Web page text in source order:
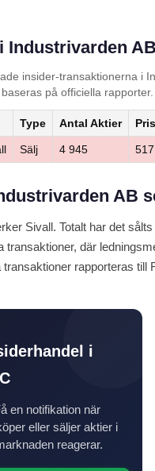
insider-transaktionerna i
på officiella rapporter.
Type Antal Aktier
Sälj 4 945 517
AB
Sivall. Totalt har det
transaktioner, där
rapporteras till
i
en notifikation när
eller säljer aktier i
reagerar.